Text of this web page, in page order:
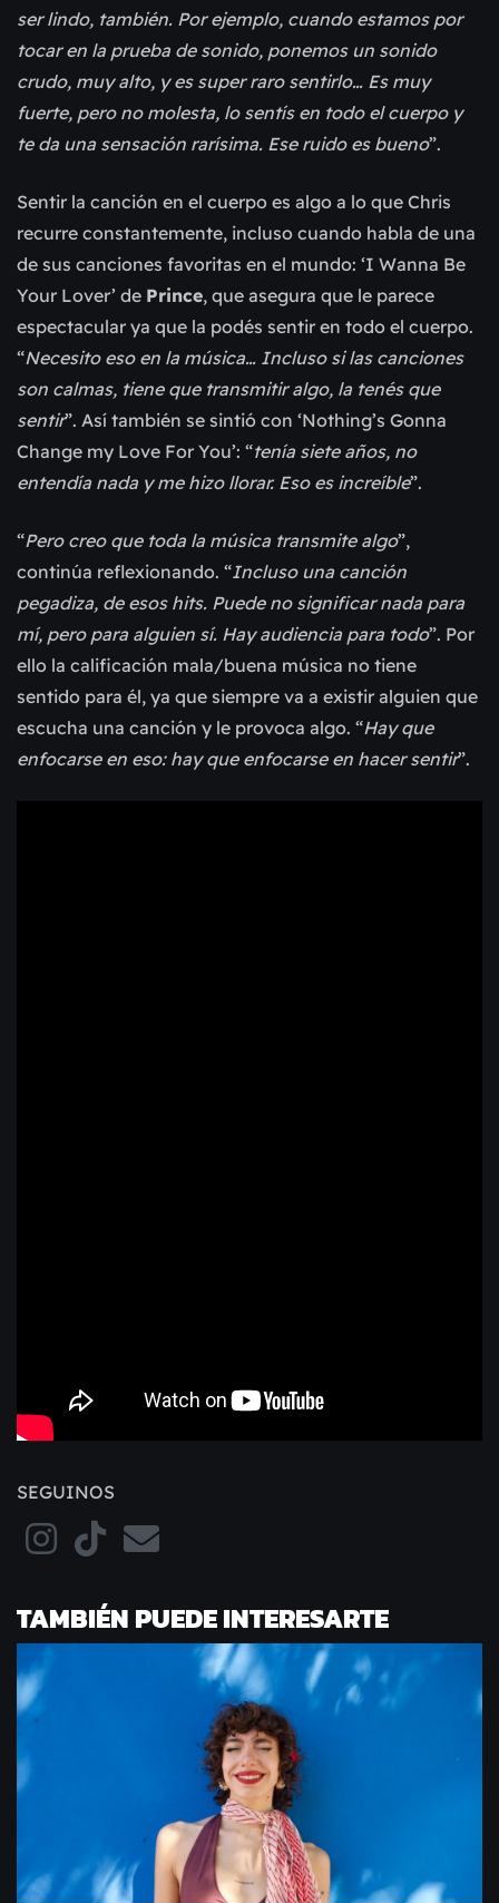
ser lindo, también. Por ejemplo, cuando estamos por
tocar en la prueba de sonido, ponemos un sonido
crudo, muy alto, y es super raro sentirlo… Es muy
fuerte, pero no molesta, lo sentís en todo el cuerpo y
te da una sensación rarísima. Ese ruido es bueno”.
Sentir la canción en el cuerpo es algo a lo que Chris
recurre constantemente, incluso cuando habla de una
de sus canciones favoritas en el mundo: ‘I Wanna Be
Your Lover’ de Prince, que asegura que le parece
espectacular ya que la podés sentir en todo el cuerpo.
“Necesito eso en la música… Incluso si las canciones
son calmas, tiene que transmitir algo, la tenés que
sentir”. Así también se sintió con ‘Nothing’s Gonna
Change my Love For You’: “tenía siete años, no
entendía nada y me hizo llorar. Eso es increíble”.
“Pero creo que toda la música transmite algo”,
continúa reflexionando. “Incluso una canción
pegadiza, de esos hits. Puede no significar nada para
mí, pero para alguien sí. Hay audiencia para todo”. Por
ello la calificación mala/buena música no tiene
sentido para él, ya que siempre va a existir alguien que
escucha una canción y le provoca algo. “Hay que
enfocarse en eso: hay que enfocarse en hacer sentir”.
SEGUINOS
TAMBIÉN PUEDE INTERESARTE